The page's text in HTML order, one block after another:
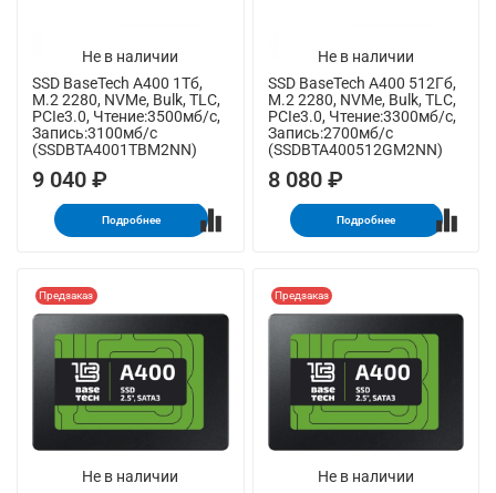
Не в наличии
SSD BaseTech A400 1Тб,
M.2 2280, NVMe, Bulk, TLC,
PCIe3.0, Чтение:3500мб/с,
Запись:3100мб/с
(SSDBTA4001TBM2NN)
9 040 ₽
Подробнее
Не в наличии
SSD BaseTech A400 512Гб,
M.2 2280, NVMe, Bulk, TLC,
PCIe3.0, Чтение:3300мб/с,
Запись:2700мб/с
(SSDBTA400512GM2NN)
8 080 ₽
Подробнее
Не в наличии
Предзаказ
Не в наличии
Предзаказ